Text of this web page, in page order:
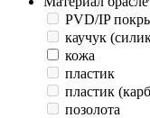
PVD/IP
каучук
кожа
пластик
пластик
позолота